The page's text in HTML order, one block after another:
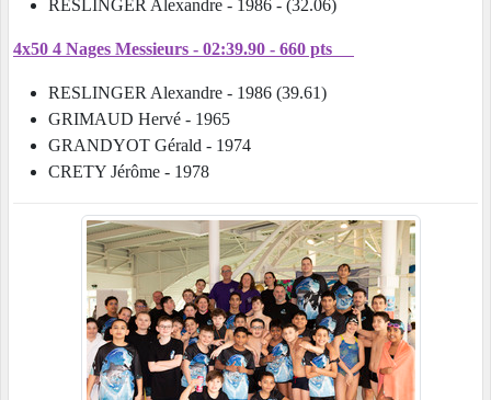
RESLINGER Alexandre - 1986 - (32.06)
4x50 4 Nages Messieurs - 02:39.90 - 660 pts
RESLINGER Alexandre - 1986 (39.61)
GRIMAUD Hervé - 1965
GRANDYOT Gérald - 1974
CRETY Jérôme - 1978